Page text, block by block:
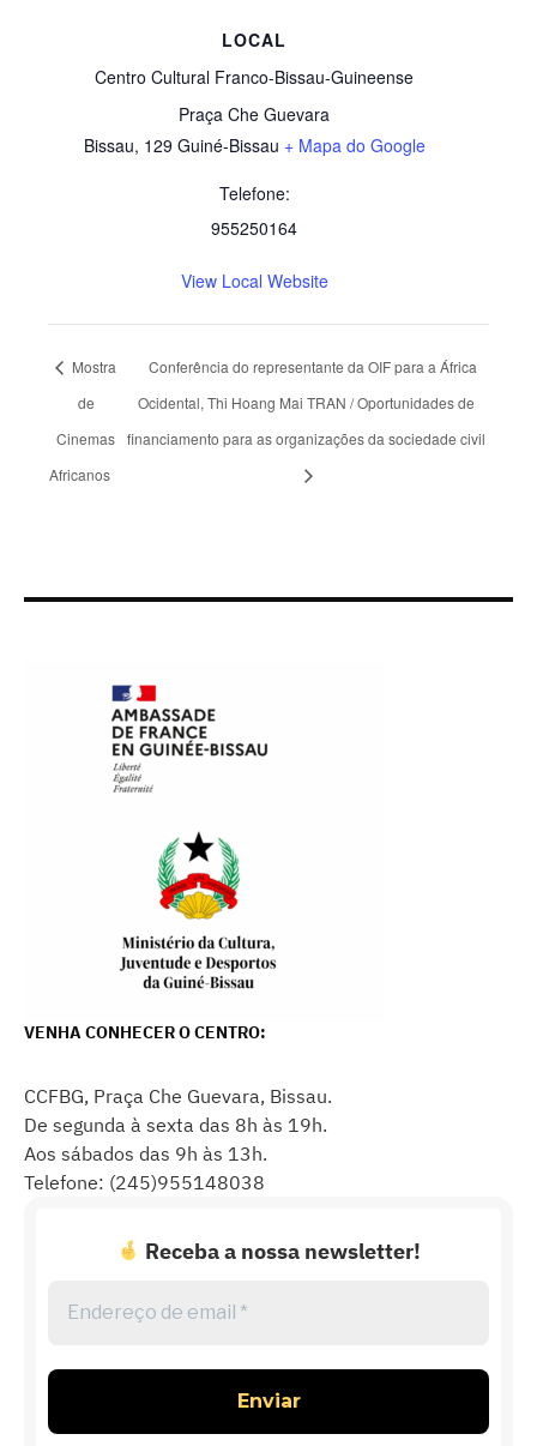
LOCAL
Centro Cultural Franco-Bissau-Guineense
Praça Che Guevara
Bissau, 129 Guiné-Bissau + Mapa do Google
Telefone:
955250164
View Local Website
Mostra
de
Cinemas
Africanos
Conferência do representante da OIF para a África
Ocidental, Thi Hoang Mai TRAN / Oportunidades de
financiamento para as organizações da sociedade civil
VENHA CONHECER O CENTRO:
CCFBG, Praça Che Guevara, Bissau.
De segunda à sexta das 8h às 19h.
Aos sábados das 9h às 13h.
Telefone: (245)955148038
Receba a nossa newsletter!
de
*